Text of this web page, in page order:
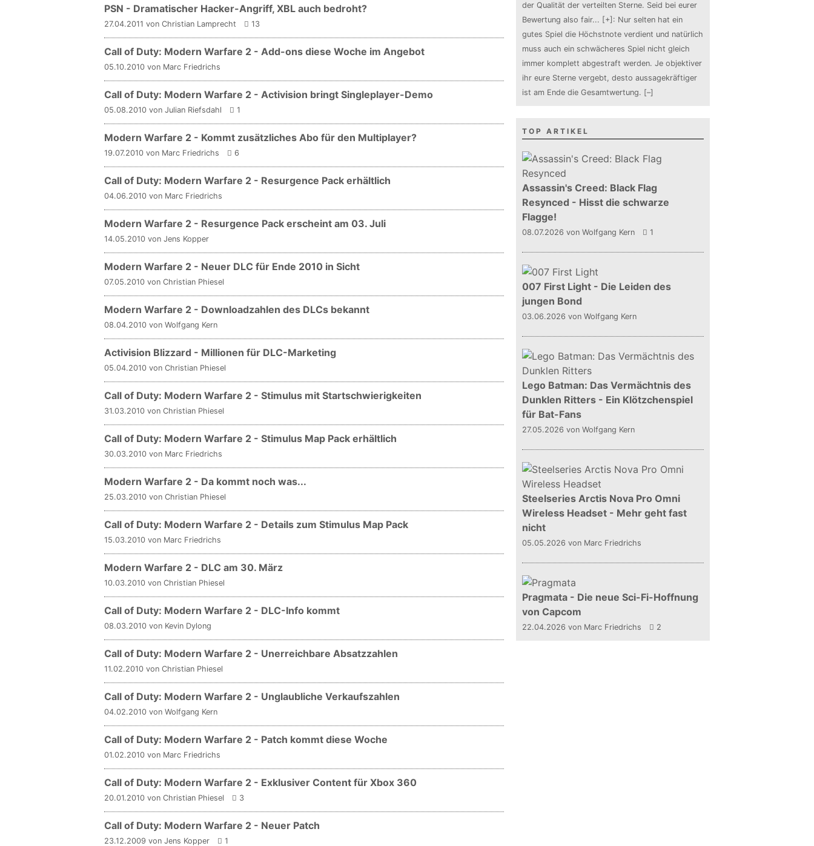
PSN - Dramatischer Hacker-Angriff, XBL auch bedroht?
27.04.2011 von Christian Lamprecht 13
Call of Duty: Modern Warfare 2 - Add-ons diese Woche im Angebot
05.10.2010 von Marc Friedrichs
Call of Duty: Modern Warfare 2 - Activision bringt Singleplayer-Demo
05.08.2010 von Julian Riefsdahl 1
Modern Warfare 2 - Kommt zusätzliches Abo für den Multiplayer?
19.07.2010 von Marc Friedrichs 6
Call of Duty: Modern Warfare 2 - Resurgence Pack erhältlich
04.06.2010 von Marc Friedrichs
Modern Warfare 2 - Resurgence Pack erscheint am 03. Juli
14.05.2010 von Jens Kopper
Modern Warfare 2 - Neuer DLC für Ende 2010 in Sicht
07.05.2010 von Christian Phiesel
Modern Warfare 2 - Downloadzahlen des DLCs bekannt
08.04.2010 von Wolfgang Kern
Activision Blizzard - Millionen für DLC-Marketing
05.04.2010 von Christian Phiesel
Call of Duty: Modern Warfare 2 - Stimulus mit Startschwierigkeiten
31.03.2010 von Christian Phiesel
Call of Duty: Modern Warfare 2 - Stimulus Map Pack erhältlich
30.03.2010 von Marc Friedrichs
Modern Warfare 2 - Da kommt noch was...
25.03.2010 von Christian Phiesel
Call of Duty: Modern Warfare 2 - Details zum Stimulus Map Pack
15.03.2010 von Marc Friedrichs
Modern Warfare 2 - DLC am 30. März
10.03.2010 von Christian Phiesel
Call of Duty: Modern Warfare 2 - DLC-Info kommt
08.03.2010 von Kevin Dylong
Call of Duty: Modern Warfare 2 - Unerreichbare Absatzzahlen
11.02.2010 von Christian Phiesel
Call of Duty: Modern Warfare 2 - Unglaubliche Verkaufszahlen
04.02.2010 von Wolfgang Kern
Call of Duty: Modern Warfare 2 - Patch kommt diese Woche
01.02.2010 von Marc Friedrichs
Call of Duty: Modern Warfare 2 - Exklusiver Content für Xbox 360
20.01.2010 von Christian Phiesel 3
Call of Duty: Modern Warfare 2 - Neuer Patch
23.12.2009 von Jens Kopper 1
der Qualität der verteilten Sterne. Seid bei eurer
Bewertung also fair... [+] : Nur selten hat ein
gutes Spiel die Höchstnote verdient und natürlich
muss auch ein schwächeres Spiel nicht gleich
immer komplett abgestraft werden. Je objektiver
ihr eure Sterne vergebt, desto aussagekräftiger
ist am Ende die Gesamtwertung. [–]
TOP ARTIKEL
Assassin's Creed: Black Flag
Resynced - Hisst die schwarze
Flagge!
08.07.2026 von Wolfgang Kern 1
007 First Light - Die Leiden des
jungen Bond
03.06.2026 von Wolfgang Kern
Lego Batman: Das Vermächtnis des
Dunklen Ritters - Ein Klötzchenspiel
für Bat-Fans
27.05.2026 von Wolfgang Kern
Steelseries Arctis Nova Pro Omni
Wireless Headset - Mehr geht fast
nicht
05.05.2026 von Marc Friedrichs
Pragmata - Die neue Sci-Fi-Hoffnung
von Capcom
22.04.2026 von Marc Friedrichs 2